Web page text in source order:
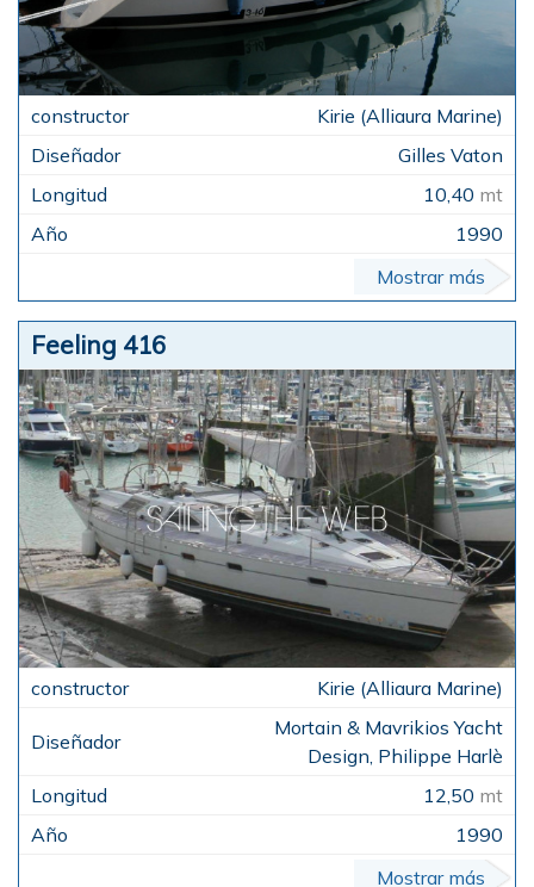
Kirie (Alliaura Marine)
Gilles Vaton
10,40 mt
1990
Mostrar más
Feeling 416
Kirie (Alliaura Marine)
Mortain & Mavrikios Yacht
Design, Philippe Harlè
12,50 mt
1990
Mostrar más